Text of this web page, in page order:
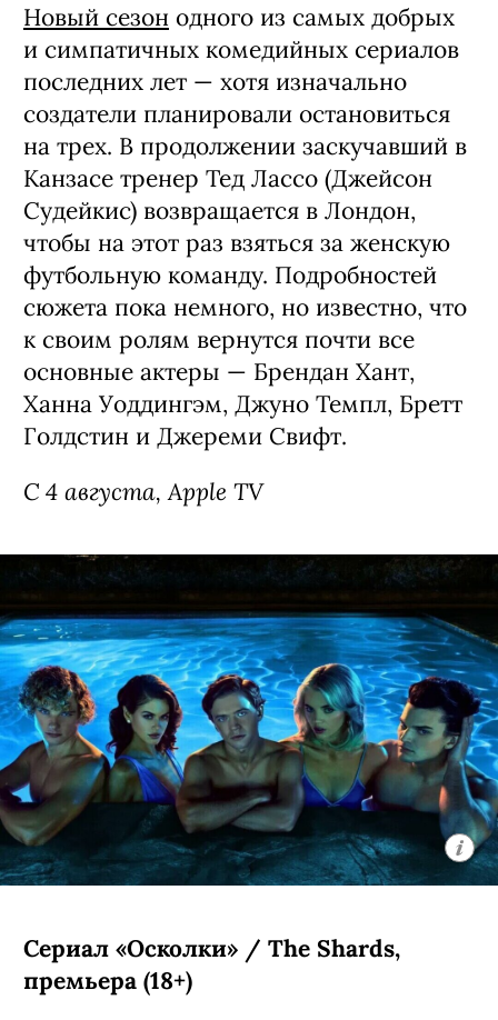
Новый сезон одного из самых добрых
и симпатичных комедийных сериалов
последних лет — хотя изначально
создатели планировали остановиться
на трех. В продолжении заскучавший в
Канзасе тренер Тед Лассо (Джейсон
Судейкис) возвращается в Лондон,
чтобы на этот раз взяться за женскую
футбольную команду. Подробностей
сюжета пока немного, но известно, что
к своим ролям вернутся почти все
основные актеры — Брендан Хант,
Ханна Уоддингэм, Джуно Темпл, Бретт
Голдстин и Джереми Свифт.
С 4 августа, Apple TV
Сериал «Осколки» / The Shards,
премьера (18+)